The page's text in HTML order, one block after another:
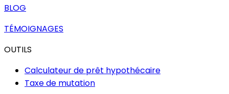
BLOG
TÉMOIGNAGES
OUTILS
Calculateur de prêt hypothécaire
Taxe de mutation